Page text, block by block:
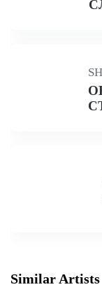
Similar Artists